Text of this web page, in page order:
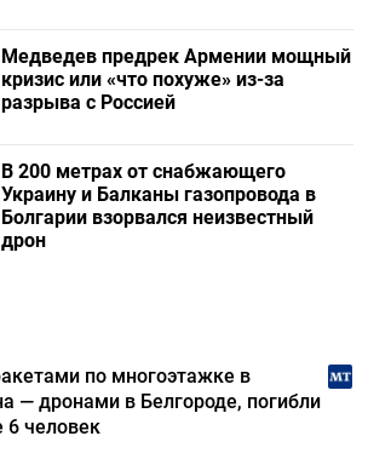
Медведев предрек Армении мощный
кризис или «что похуже» из-за
разрыва с Россией
В 200 метрах от снабжающего
Украину и Балканы газопровода в
Болгарии взорвался неизвестный
дрон